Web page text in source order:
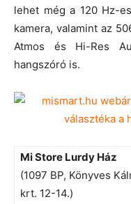
lehet még a 120 Hz-
kamera, valamint az
Atmos és Hi-Res
hangszóró is.
Mi Store Lurdy Ház
(1097 BP, Könyves
krt. 12-14.)